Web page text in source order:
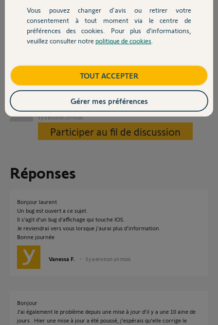
Devis avec un pro
Contact
Ci joint quelques captures d’écran pour illustrer mes propos.
Merci pour votre aide et à bientot,
Laurent
il y a environ un mois
Participer au fil de discussion
Réponses
Bonjour laurent
Un bug est ouvert a ce sujet.
Il s'agit d'un bug d'affichage qui touche IOS.
Je reviendrai vers vous lorsque j'aurai plus d'information.
Bonne journée
Vanessa F. il y a environ un mois
Bonjour
J’ai également le problème depuis une mise à jour d’il y a une 10 aine de
jours . Hier une mise à jour a été poussé, j’espérais qu’elle corrige le
Vous pouvez changer d'avis ou retirer votre
consentement à tout moment via le centre de
préférences des cookies. Pour plus d’informations,
veuillez consulter notre politique de cookies
TOUT ACCEPTER
Gérer mes préférences